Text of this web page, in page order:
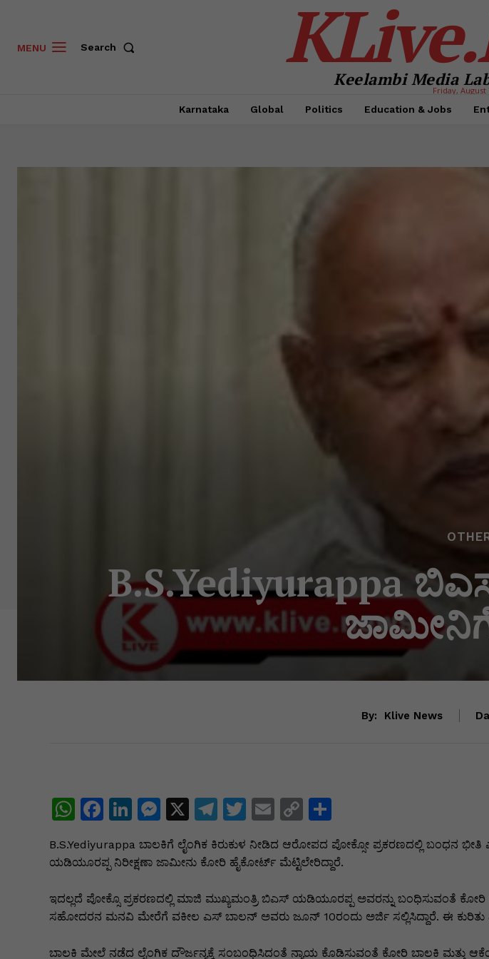
MENU Search
Keelambi Media
Friday, August
Karnataka Global Politics Education & Jobs
B.S.Yediyurappa
By: Klive News
W
at
A
p
p
F
c
e
b
o
o
Li
k
e
dI
n
M
e
s
e
n
g
X
T
el
e
gr
a
m
T
itt
E
m
ai
C
p
Li
n
k
S
h
ar
e
B.S.Yediyurappa ಬಾಲಕಿಗೆ ಲೈಂಗಿಕ ಕಿರುಕುಳ ನೀಡಿದ ಆರೋಪದ ಪೋಕ್ಸೋ ಪ್ರಕರಣದಲ್ಲಿ ಬಂಧನ ಭೀತಿ
ಯಡಿಯೂರಪ್ಪ ನಿರೀಕ್ಷಣಾ ಜಾಮೀನು ಕೋರಿ ಹೈಕೋರ್ಟ್‌ ಮೆಟ್ಟಿಲೇರಿದ್ದಾರೆ.
ಇದಲ್ಲದೆ ಪೋಕ್ಸೊ ಪ್ರಕರಣದಲ್ಲಿ ಮಾಜಿ ಮುಖ್ಯಮಂತ್ರಿ ಬಿಎಸ್ ಯಡಿಯೂರಪ್ಪ ಅವರನ್ನು ಬಂಧಿಸುವಂತೆ
ಸಹೋದರನ ಮನವಿ ಮೇರೆಗೆ ವಕೀಲ ಎಸ್‌ ಬಾಲನ್ ಅವರು ಜೂನ್ 10ರಂದು ಅರ್ಜಿ ಸಲ್ಲಿಸಿದ್ದಾರೆ. ಈ ಕುರಿತು
ಬಾಲಕಿ ಮೇಲೆ ನಡೆದ ಲೈಂಗಿಕ ದೌರ್ಜನ್ಯಕ್ಕೆ ಸಂಬಂಧಿಸಿದಂತೆ ನ್ಯಾಯ ಕೊಡಿಸುವಂತೆ ಕೋರಿ ಬಾಲಕಿ ಮತ್ತು